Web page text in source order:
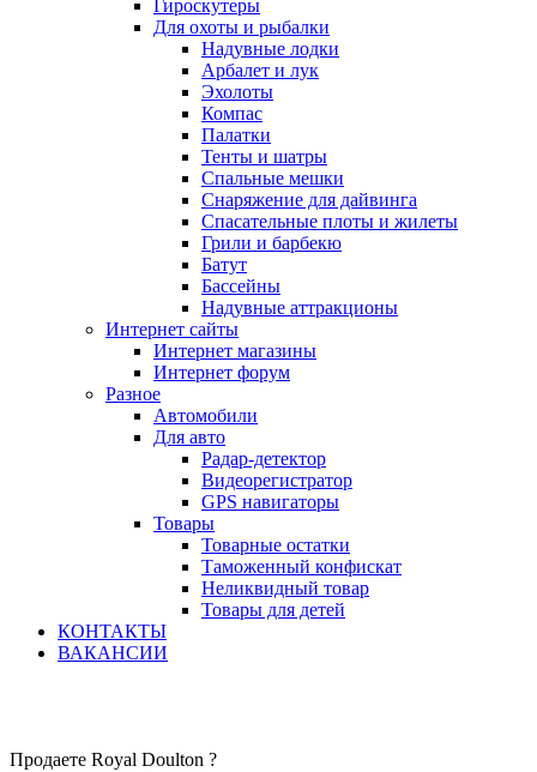
Гироскутеры
Для охоты и рыбалки
Надувные лодки
Арбалет и лук
Эхолоты
Компас
Палатки
Тенты и шатры
Спальные мешки
Снаряжение для дайвинга
Спасательные плоты и жилеты
Грили и барбекю
Батут
Бассейны
Надувные аттракционы
Интернет сайты
Интернет магазины
Интернет форум
Разное
Автомобили
Для авто
Радар-детектор
Видеорегистратор
GPS навигаторы
Товары
Товарные остатки
Таможенный конфискат
Неликвидный товар
Товары для детей
КОНТАКТЫ
ВАКАНСИИ
Продаете Royal Doulton ?